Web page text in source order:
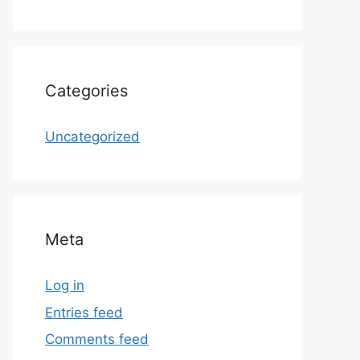
Categories
Uncategorized
Meta
Log in
Entries feed
Comments feed